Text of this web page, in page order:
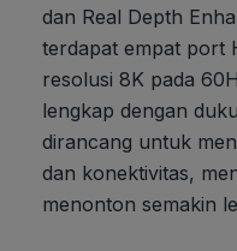
dan Real Depth
terdapat empat port
resolusi 8K pada
lengkap dengan
dirancang untuk
dan konektivitas,
menonton semakin